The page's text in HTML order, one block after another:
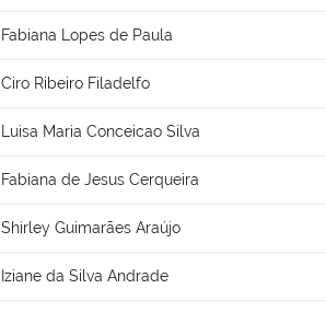
Fabiana Lopes de Paula
Ciro Ribeiro Filadelfo
Luisa Maria Conceicao Silva
Fabiana de Jesus Cerqueira
Shirley Guimarães Araújo
Iziane da Silva Andrade